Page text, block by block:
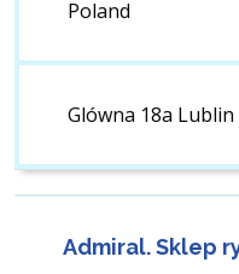
Poland
Glówna 18a Lublin
Admiral. Sklep